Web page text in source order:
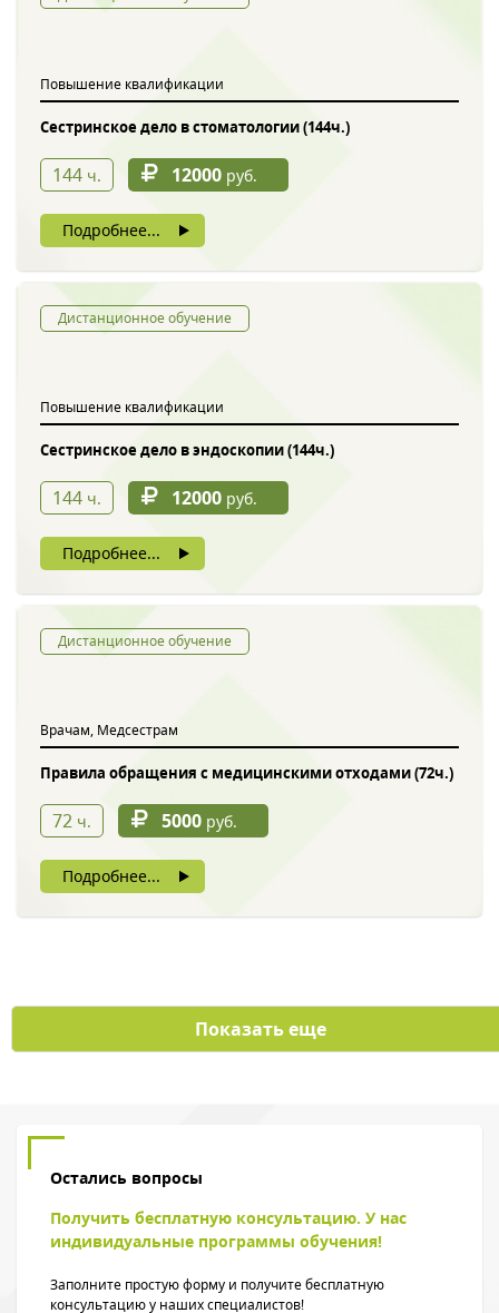
Повышение квалификации
Сестринское дело в стоматологии (144ч.)
144 ч. 12000 руб.
Подробнее...
Дистанционное обучение
Повышение квалификации
Сестринское дело в эндоскопии (144ч.)
144 ч. 12000 руб.
Подробнее...
Дистанционное обучение
Врачам, Медсестрам
Правила обращения с медицинскими отходами (72ч.)
72 ч. 5000 руб.
Подробнее...
Показать еще
Остались вопросы
Получить бесплатную консультацию. У нас
индивидуальные программы обучения!
Заполните простую форму и получите бесплатную
консультацию у наших специалистов!
Нажимая на кнопку, вы даете согласие на обработку своих